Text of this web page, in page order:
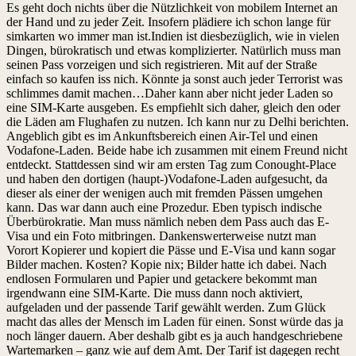
Es geht doch nichts über die Nützlichkeit von mobilem Internet an
der Hand und zu jeder Zeit. Insofern plädiere ich schon lange für
simkarten wo immer man ist.Indien ist diesbezüglich, wie in vielen
Dingen, bürokratisch und etwas komplizierter. Natürlich muss man
seinen Pass vorzeigen und sich registrieren. Mit auf der Straße
einfach so kaufen iss nich. Könnte ja sonst auch jeder Terrorist was
schlimmes damit machen…Daher kann aber nicht jeder Laden so
eine SIM-Karte ausgeben. Es empfiehlt sich daher, gleich den oder
die Läden am Flughafen zu nutzen. Ich kann nur zu Delhi berichten.
Angeblich gibt es im Ankunftsbereich einen Air-Tel und einen
Vodafone-Laden. Beide habe ich zusammen mit einem Freund nicht
entdeckt. Stattdessen sind wir am ersten Tag zum Conought-Place
und haben den dortigen (haupt-)Vodafone-Laden aufgesucht, da
dieser als einer der wenigen auch mit fremden Pässen umgehen
kann. Das war dann auch eine Prozedur. Eben typisch indische
Überbürokratie. Man muss nämlich neben dem Pass auch das E-
Visa und ein Foto mitbringen. Dankenswerterweise nutzt man
Vorort Kopierer und kopiert die Pässe und E-Visa und kann sogar
Bilder machen. Kosten? Kopie nix; Bilder hatte ich dabei. Nach
endlosen Formularen und Papier und getackere bekommt man
irgendwann eine SIM-Karte. Die muss dann noch aktiviert,
aufgeladen und der passende Tarif gewählt werden. Zum Glück
macht das alles der Mensch im Laden für einen. Sonst würde das ja
noch länger dauern. Aber deshalb gibt es ja auch handgeschriebene
Wartemarken – ganz wie auf dem Amt. Der Tarif ist dagegen recht